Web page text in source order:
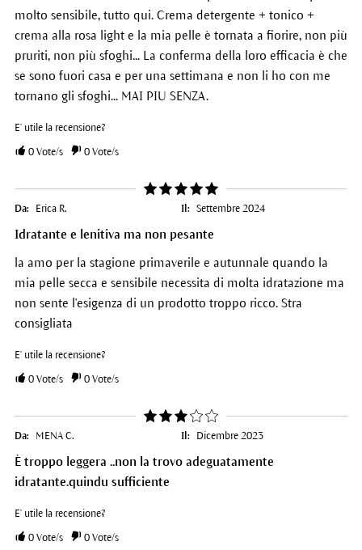
molto sensibile, tutto qui. Crema detergente + tonico +
crema alla rosa light e la mia pelle è tornata a fiorire, non più
pruriti, non più sfoghi... La conferma della loro efficacia è che
se sono fuori casa e per una settimana e non li ho con me
tornano gli sfoghi... MAI PIU SENZA.
E' utile la recensione?
0Vote/s 0Vote/s
Da: Erica R. Il: Settembre 2024
Idratante e lenitiva ma non pesante
la amo per la stagione primaverile e autunnale quando la
mia pelle secca e sensibile necessita di molta idratazione ma
non sente l'esigenza di un prodotto troppo ricco. Stra
consigliata
E' utile la recensione?
0Vote/s 0Vote/s
Da: MENA C. Il: Dicembre 2023
È troppo leggera ..non la trovo adeguatamente
idratante.quindu sufficiente
E' utile la recensione?
0Vote/s 0Vote/s